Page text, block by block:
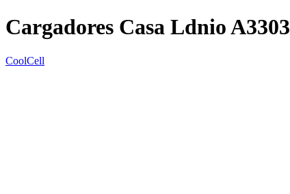
Cargadores Casa Ldnio A3303
CoolCell